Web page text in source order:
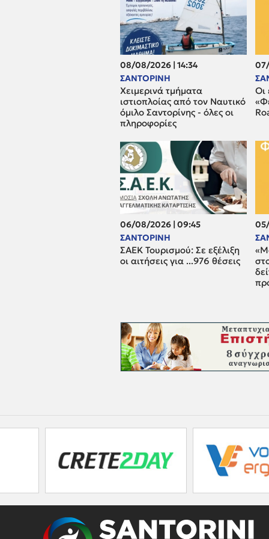
08/08/2026 | 14:34
ΣΑΝΤΟΡΙΝΗ
Χειμερινά τμήματα
ιστιοπλοίας από τον Ναυτικό
όμιλο Σαντορίνης - όλες οι
πληροφορίες
Οι
06/08/2026 | 09:45
ΣΑΝΤΟΡΙΝΗ
ΣΑΕΚ Τουρισμού: Σε εξέλιξη
οι αιτήσεις για ...976 θέσεις